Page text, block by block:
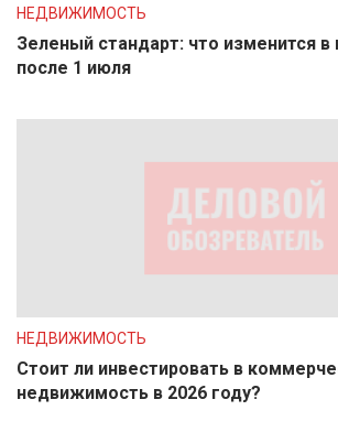
НЕДВИЖИМОСТЬ
Зеленый стандарт: что изменится в
после 1 июля
НЕДВИЖИМОСТЬ
Стоит ли инвестировать в
недвижимость в 2026 году?